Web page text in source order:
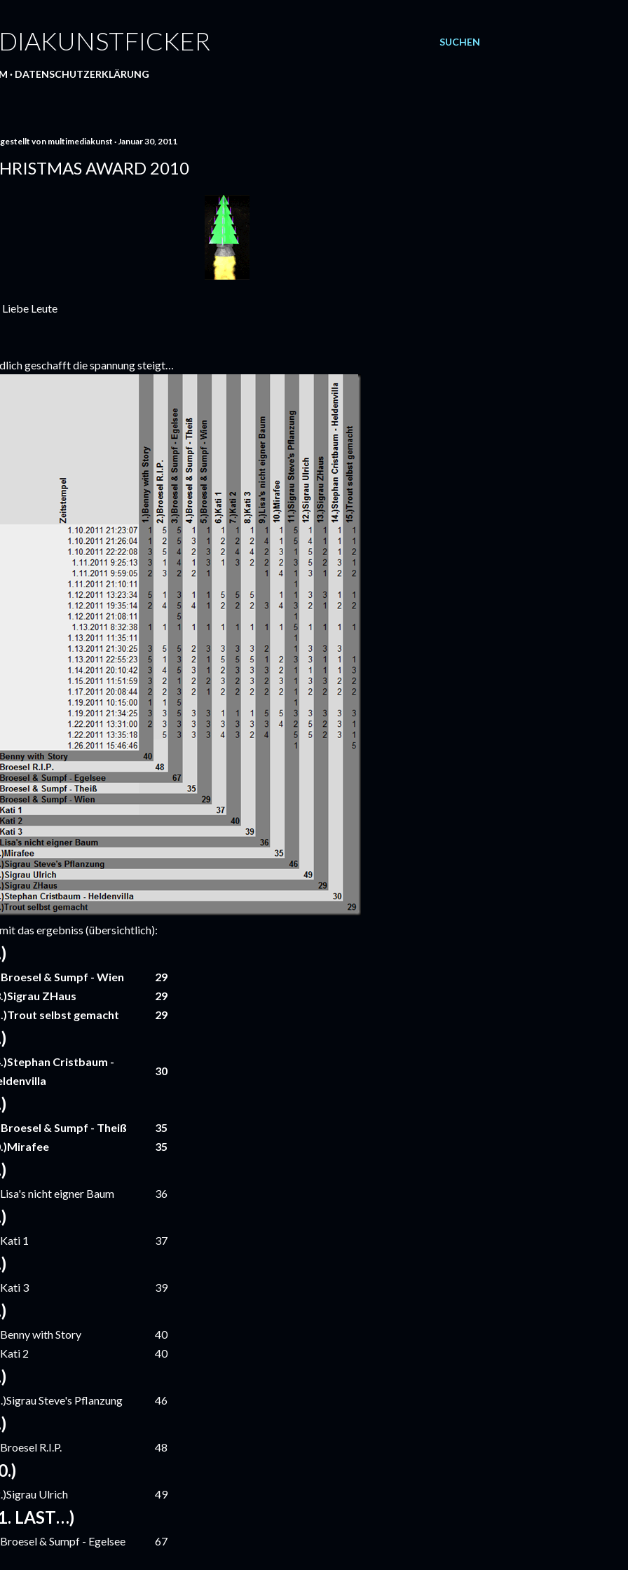
SUCHEN
DATENSCHUTZERKLÄRUNG
von multimediakunst Januar 30, 2011
AWARD 2010
Liebe Leute
geschafft die spannung steigt…
das ergebniss (übersichtlich):
& Sumpf - Wien
29
ZHaus
29
selbst gemacht
29
Cristbaum -
30
& Sumpf - Theiß
35
35
nicht eigner Baum 36
1 37
3 39
with Story
40
2
40
Steve's Pflanzung 46
R.I.P. 48
Ulrich 49
LAST…)
& Sumpf - Egelsee 67